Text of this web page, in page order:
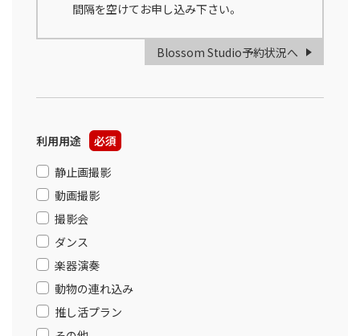
間隔を空けてお申し込み下さい。
Blossom Studio予約状況へ
利用用途
必須
静止画撮影
動画撮影
撮影会
ダンス
楽器演奏
動物の連れ込み
推し活プラン